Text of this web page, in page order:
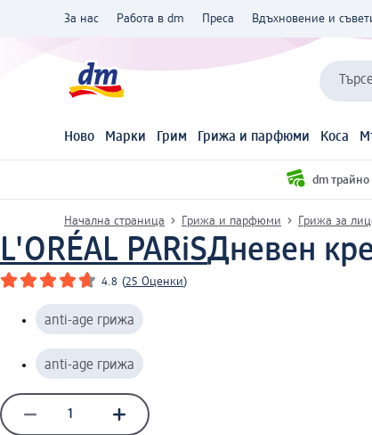
За нас Работа в dm Преса Вдъхновение и
Ново Марки Грим Грижа и парфюми Коса
dm трайно
Начална страница Грижа и парфюми Грижа за
L'ORÉAL PARiSДневен
4.8 (25 Оценки)
anti-age грижа
anti-age грижа